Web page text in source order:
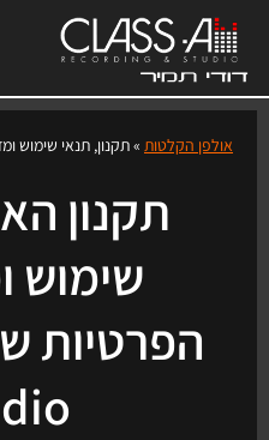
אולפן הקלטות »תקנון, תנאי שימוש
תקנון
שימוש